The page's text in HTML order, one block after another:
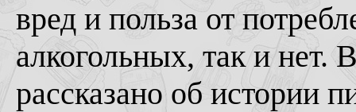
вред и польза от
алкогольных, так и нет.
рассказано об истории